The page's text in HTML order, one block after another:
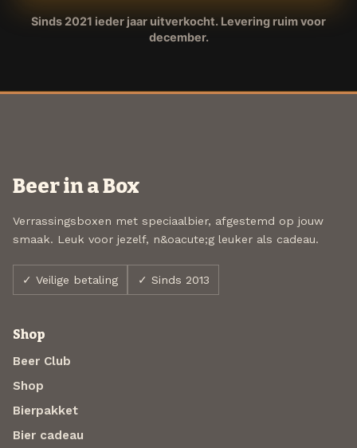
Sinds 2021 ieder jaar uitverkocht. Levering ruim voor
december.
Beer in a Box
Verrassingsboxen met speciaalbier, afgestemd op jouw
smaak. Leuk voor jezelf, n&oacute;g leuker als cadeau.
✓ Veilige betaling ✓ Sinds 2013
Shop
Beer Club
Shop
Bierpakket
Bier cadeau